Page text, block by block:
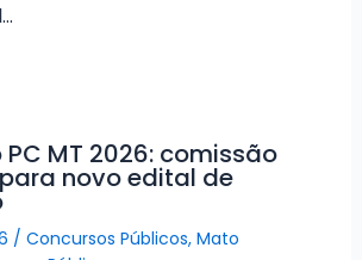
MT 2026: comissão
novo edital de
/ Concursos Públicos, Mato